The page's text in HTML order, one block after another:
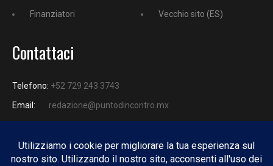
Finanziatori Vecchio sito (ES)
Contattaci
Telefono: +52 729 243 3743
Email:
redazione@puntodincontro.mx
PUNTODINCONTRO